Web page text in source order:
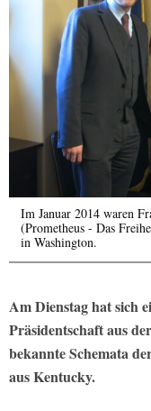
Im Januar 2014 waren
(Prometheus - Das
in Washington.
Am Dienstag hat sich
Präsidentschaft aus
bekannte Schemata
aus Kentucky.